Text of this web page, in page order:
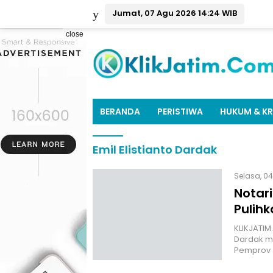
Jumat, 07 Agu 2026 14:24 WIB
close
BERANDA PERISTIWA HUKUM &
Emil Elistianto Dardak
Selasa,
Dardak